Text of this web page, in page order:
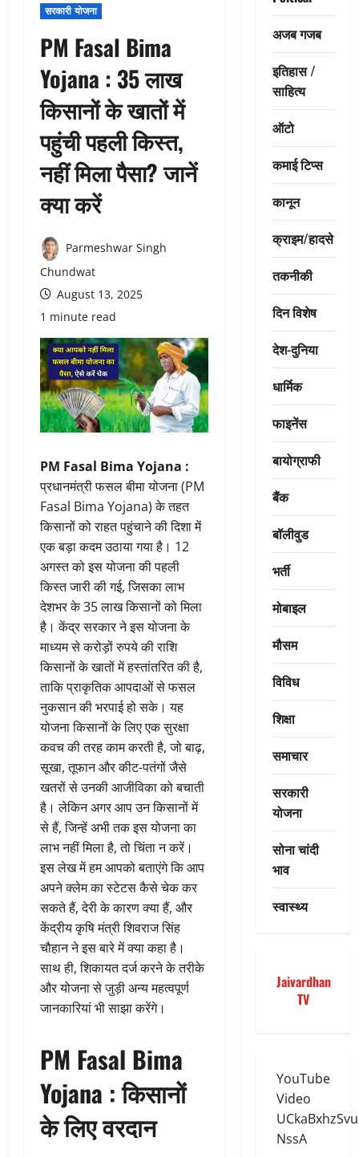
सरकारी योजना
PM Fasal Bima
Yojana : 35 लाख
किसानों के खातों में
पहुंची पहली किस्त,
नहीं मिला पैसा? जानें
क्या करें
Parmeshwar Singh
Chundwat
August 13, 2025
1 minute read
PM Fasal Bima Yojana :
प्रधानमंत्री फसल बीमा योजना (PM
Fasal Bima Yojana) के तहत
किसानों को राहत पहुंचाने की दिशा में
एक बड़ा कदम उठाया गया है। 12
अगस्त को इस योजना की पहली
किस्त जारी की गई, जिसका लाभ
देशभर के 35 लाख किसानों को मिला
है। केंद्र सरकार ने इस योजना के
माध्यम से करोड़ों रुपये की राशि
किसानों के खातों में हस्तांतरित की है,
ताकि प्राकृतिक आपदाओं से फसल
नुकसान की भरपाई हो सके। यह
योजना किसानों के लिए एक सुरक्षा
कवच की तरह काम करती है, जो बाढ़,
सूखा, तूफान और कीट-पतंगों जैसे
खतरों से उनकी आजीविका को बचाती
है। लेकिन अगर आप उन किसानों में
से हैं, जिन्हें अभी तक इस योजना का
लाभ नहीं मिला है, तो चिंता न करें।
इस लेख में हम आपको बताएंगे कि आप
अपने क्लेम का स्टेटस कैसे चेक कर
सकते हैं, देरी के कारण क्या हैं, और
केंद्रीय कृषि मंत्री शिवराज सिंह
चौहान ने इस बारे में क्या कहा है।
साथ ही, शिकायत दर्ज करने के तरीके
और योजना से जुड़ी अन्य महत्वपूर्ण
जानकारियां भी साझा करेंगे।
PM Fasal Bima
Yojana : किसानों
के लिए वरदान
अजब गजब
इतिहास /
साहित्य
ऑटो
कमाई टिप्स
कानून
क्राइम/हादसे
तकनीकी
दिन विशेष
देश-दुनिया
धार्मिक
फाइनेंस
बायोग्राफी
बैंक
बॉलीवुड
भर्ती
मोबाइल
मौसम
विविध
शिक्षा
समाचार
सरकारी
योजना
सोना चांदी
भाव
स्वास्थ्य
Jaivardhan
TV
YouTube
Video
NssA